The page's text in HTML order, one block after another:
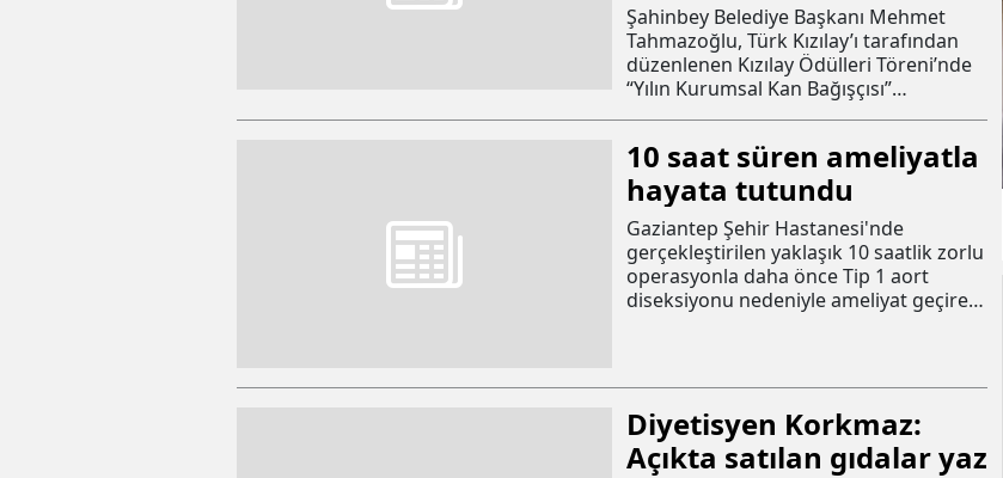
Şahinbey Belediye Başkanı Mehmet
Tahmazoğlu, Türk Kızılay’ı tarafından
düzenlenen Kızılay Ödülleri Töreni’nde
“Yılın Kurumsal Kan Bağışçısı”
kategorisinde Türkiye birinciliği
Tahmazoğlu, ödülünü Cumhurbaşkanı
Recep Tayyip Erdoğan’ın elinden aldı.
10 saat süren ameliyatla
hayata tutundu
Gaziantep Şehir Hastanesi'nde
gerçekleştirilen yaklaşık 10 saatlik zorlu
operasyonla daha önce Tip 1 aort
diseksiyonu nedeniyle ameliyat geçiren
Diyetisyen Korkmaz:
Açıkta satılan gıdalar yaz